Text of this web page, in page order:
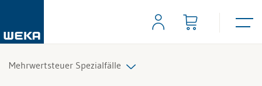
Mehrwertsteuer Spezialfälle